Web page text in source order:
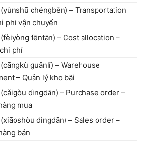
(yùnshū chéngběn) – Transportation
phí vận chuyển
(fèiyòng fēntān) – Cost allocation –
phí
guǎnlǐ) – Warehouse
– Quản lý kho bãi
(cǎigòu dìngdān) – Purchase order –
mua
(xiāoshòu dìngdān) – Sales order –
bán